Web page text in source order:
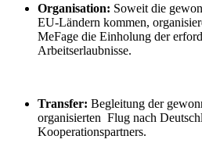
Organisation: Soweit die
EU-Ländern kommen,
MeFage die Einholung der
Arbeitserlaubnisse.
Transfer: Begleitung der
organisierten Flug nach
Kooperationspartners.